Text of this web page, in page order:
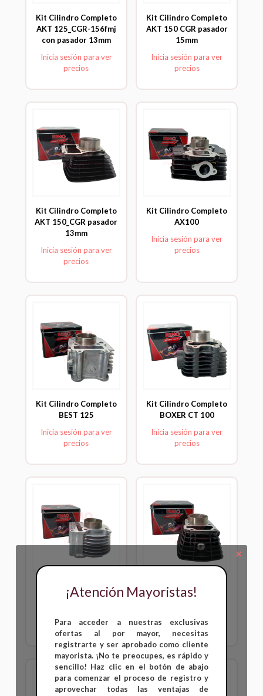
Kit Cilindro Completo
AKT 125_CGR-156fmj
con pasador 13mm
Inicia sesión para ver
precios
Kit Cilindro Completo
AKT 150 CGR pasador
15mm
Inicia sesión para ver
precios
Kit Cilindro Completo
AKT 150_CGR pasador
13mm
Inicia sesión para ver
precios
Kit Cilindro Completo
AX100
Inicia sesión para ver
precios
Kit Cilindro Completo
BEST 125
Inicia sesión para ver
precios
Kit Cilindro Completo
BOXER CT 100
Inicia sesión para ver
precios
Kit Cilindro Completo
BWS
precios
Kit Cilindro Completo
CB 110
precios
✕
¡Atención Mayoristas!
Para acceder a nuestras exclusivas
ofertas al por mayor, necesitas
registrarte y ser aprobado como cliente
mayorista. ¡No te preocupes, es rápido y
sencillo! Haz clic en el botón de abajo
para comenzar el proceso de registro y
aprovechar todas las ventajas de